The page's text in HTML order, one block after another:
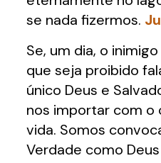
se nada fizermos.
Se, um dia, o
que seja proibido
único Deus e
nos importar com o
vida. Somos
Verdade como